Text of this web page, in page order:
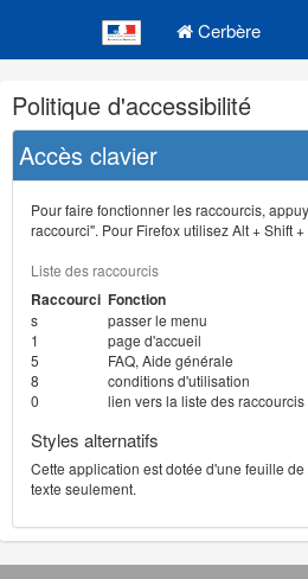
Cerbère
Navigation
et
outils
annexes
Politique d'accessibilité
Accès clavier
Pour faire fonctionner les raccourcis,
raccourci". Pour Firefox utilisez Alt + Shift
Liste des raccourcis
Raccourci Fonction
s
passer le menu
1
page d'accueil
5
FAQ, Aide générale
8
conditions d'utilisation
0
lien vers la liste des raccourcis
Styles alternatifs
Cette application est dotée d'une feuille
texte seulement.